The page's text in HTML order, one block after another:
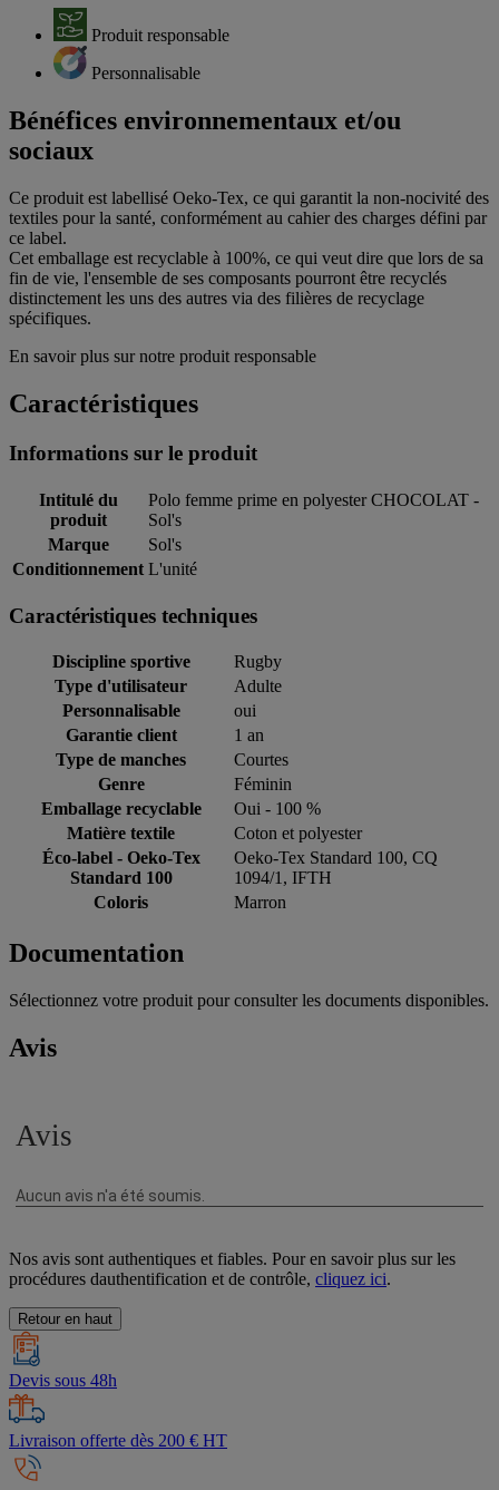
Produit responsable
Personnalisable
Bénéfices environnementaux et/ou
sociaux
Ce produit est labellisé Oeko-Tex, ce qui garantit la non-nocivité des
textiles pour la santé, conformément au cahier des charges défini par
ce label.
Cet emballage est recyclable à 100%, ce qui veut dire que lors de sa
fin de vie, l'ensemble de ses composants pourront être recyclés
distinctement les uns des autres via des filières de recyclage
spécifiques.
En savoir plus sur notre produit responsable
Caractéristiques
Informations sur le produit
Intitulé du
produit
Polo femme prime en polyester CHOCOLAT -
Sol's
Marque
Sol's
Conditionnement L'unité
Caractéristiques techniques
Discipline sportive
Rugby
Type d'utilisateur
Adulte
Personnalisable
oui
Garantie client
1 an
Type de manches
Courtes
Genre
Féminin
Emballage recyclable
Oui - 100 %
Matière textile
Coton et polyester
Éco-label - Oeko-Tex
Standard 100
Oeko-Tex Standard 100, CQ
1094/1, IFTH
Coloris
Marron
Documentation
Sélectionnez votre produit pour consulter les documents disponibles.
Avis
Nos avis sont authentiques et fiables. Pour en savoir plus sur les
procédures dauthentification et de contrôle, cliquez ici.
Retour en haut
Devis sous 48h
Livraison offerte dès 200 € HT